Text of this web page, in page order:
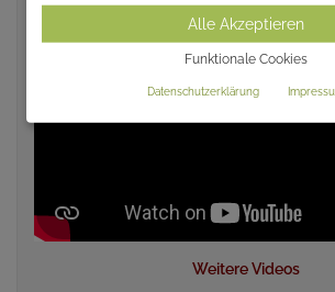
Weitere Videos
Alle Akzeptieren
Funktionale Cookies
Datenschutzerklärung